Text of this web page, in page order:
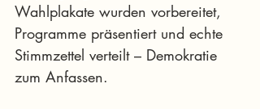
Wahlplakate wurden vorbereitet,
Programme präsentiert und echte
Stimmzettel verteilt – Demokratie
zum Anfassen.